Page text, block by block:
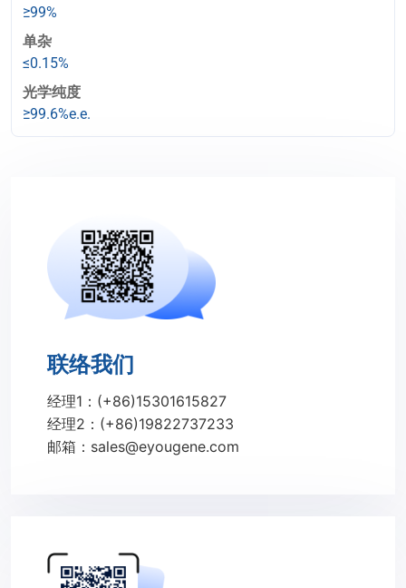
≥99%
单杂
≤0.15%
光学纯度
≥99.6%e.e.
联络我们
经理1：(+86)15301615827
经理2：(+86)19822737233
邮箱：sales@eyougene.com